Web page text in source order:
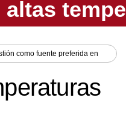
como fuente preferida en